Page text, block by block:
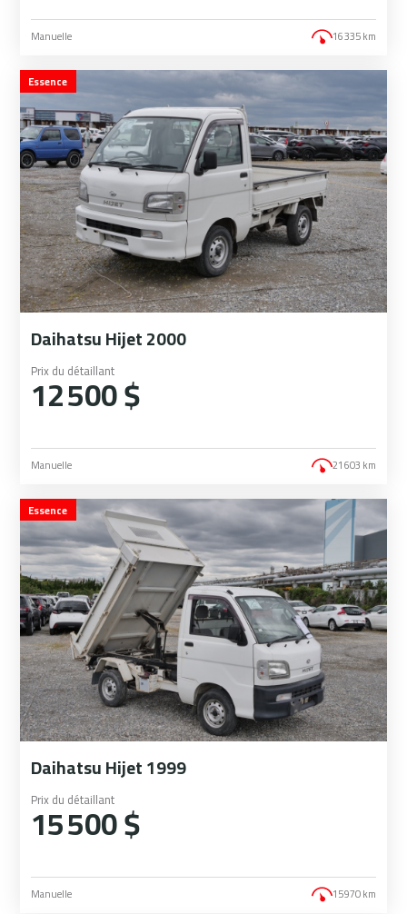
Manuelle 16 335 km
Essence
Daihatsu Hijet 2000
Prix du détaillant
12 500 $
Manuelle 21 603 km
Essence
Daihatsu Hijet 1999
Prix du détaillant
15 500 $
Manuelle 15 970 km